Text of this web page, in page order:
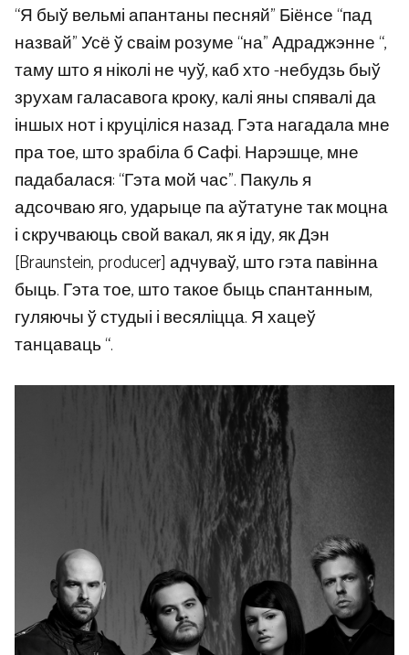
“Я быў вельмі апантаны песняй” Біёнсе “пад
назвай” Усё ў сваім розуме “на” Адраджэнне “,
таму што я ніколі не чуў, каб хто -небудзь быў
зрухам галасавога кроку, калі яны спявалі да
іншых нот і круціліся назад. Гэта нагадала мне
пра тое, што зрабіла б Сафі. Нарэшце, мне
падабалася: “Гэта мой час”. Пакуль я
адсочваю яго, ударыце па аўтатуне так моцна
і скручваюць свой вакал, як я іду, як Дэн
[Braunstein, producer] адчуваў, што гэта павінна
быць. Гэта тое, што такое быць спантанным,
гуляючы ў студыі і весяліцца. Я хацеў
танцаваць “.